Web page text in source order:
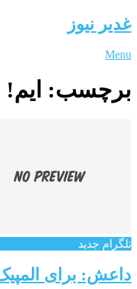
غدیر نیوز
Menu
برچسب:
تلگرام جدید
داعش: برای